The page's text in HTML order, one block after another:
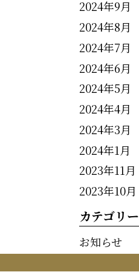
2024年9月
2024年8月
2024年7月
2024年6月
2024年5月
2024年4月
2024年3月
2024年1月
2023年11月
2023年10月
カテゴリー
お知らせ